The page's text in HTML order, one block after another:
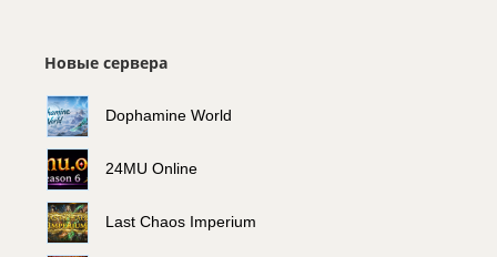
Новые сервера
Dophamine World
24MU Online
Last Chaos Imperium